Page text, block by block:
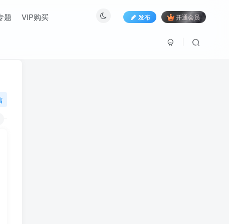
题 VIP购买 发布 开通会员